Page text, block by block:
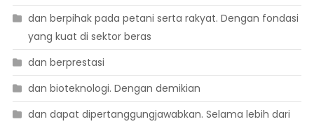
dan berpihak pada petani serta rakyat. Dengan fondasi
yang kuat di sektor beras
dan berprestasi
dan bioteknologi. Dengan demikian
dan dapat dipertanggungjawabkan. Selama lebih dari